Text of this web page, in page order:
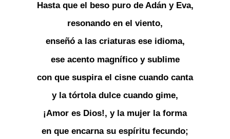
Hasta que el beso puro de Adán y Eva,
resonando en el viento,
enseñó a las criaturas ese idioma,
ese acento magnífico y sublime
con que suspira el cisne cuando canta
y la tórtola dulce cuando gime,
¡Amor es Dios!, y la mujer la forma
en que encarna su espíritu fecundo;